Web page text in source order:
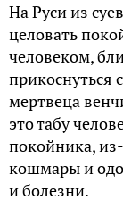
На Руси из
целовать
человеком,
прикоснуться
мертвеца
это табу
покойника,
кошмары и
и болезни.